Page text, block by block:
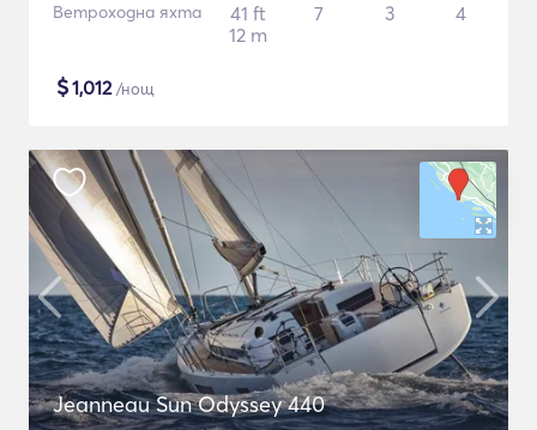
Ветроходна яхта
41 ft
12 m
7 3 4
$1,012/нощ
Jeanneau Sun Odyssey 440